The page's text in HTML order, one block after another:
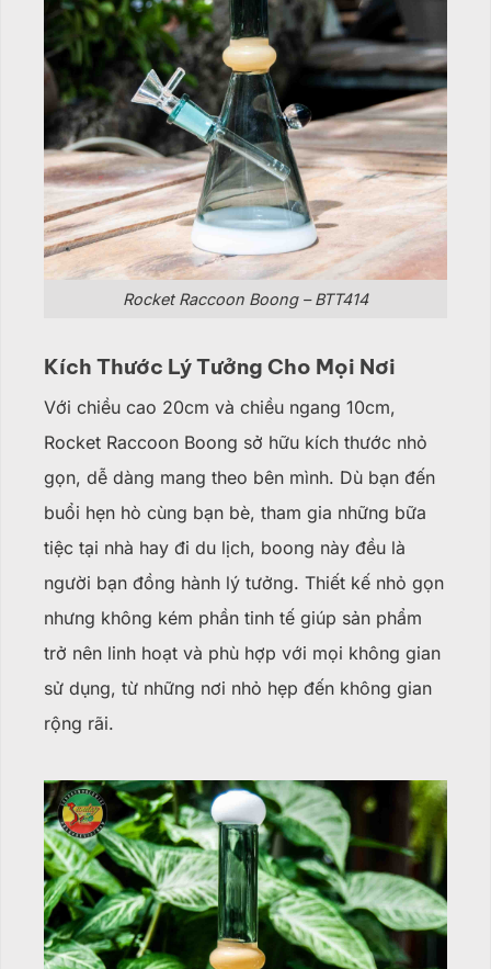
Rocket Raccoon Boong – BTT414
Kích Thước Lý Tưởng Cho Mọi Nơi
Với chiều cao 20cm và chiều ngang 10cm,
Rocket Raccoon Boong sở hữu kích thước nhỏ
gọn, dễ dàng mang theo bên mình. Dù bạn đến
buổi hẹn hò cùng bạn bè, tham gia những bữa
tiệc tại nhà hay đi du lịch, boong này đều là
người bạn đồng hành lý tưởng. Thiết kế nhỏ gọn
nhưng không kém phần tinh tế giúp sản phẩm
trở nên linh hoạt và phù hợp với mọi không gian
sử dụng, từ những nơi nhỏ hẹp đến không gian
rộng rãi.